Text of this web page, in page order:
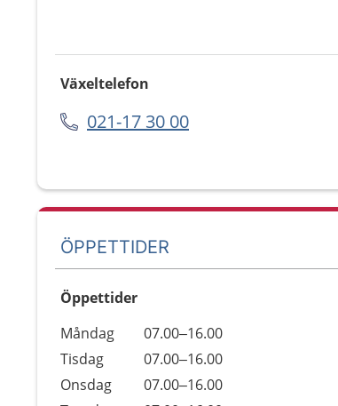
Växeltelefon
021-17 30 00
ÖPPETTIDER
Öppettider
Dag
Öppettider
Kommentarer
Måndag
07.00–16.00
Tisdag
07.00–16.00
Onsdag
07.00–16.00